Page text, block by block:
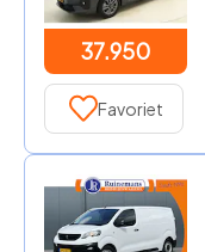
37.950
Favoriet